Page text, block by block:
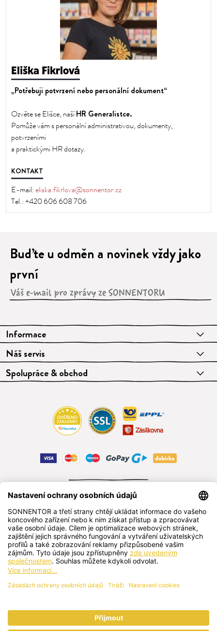
Eliška Fikrlová
„Potřebuji potvrzení nebo personální dokument“
Ozvěte se Elišce, našíHR Generalistce.
Pomůže vám s personální administrativou, dokumenty,
potvrzeními
a praktickými HR dotazy.
KONTAKT
E-mail:eliska.fikrlova@sonnentor.cz
Tel.:+420 606 608 706
Informace
Náš servis
Spolupráce & obchod
Buďte u odměn a novinek vždy jako
první
čeština
SONNENTOR s.r.o.
Příhon 943, 696 15 Čejkovice, Česká republika
+420 518 362 687 sonnentor@sonnentor.cz